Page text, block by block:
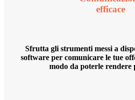
efficace
Sfrutta gli strumenti messi a
software per comunicare le tue
modo da poterle rendere